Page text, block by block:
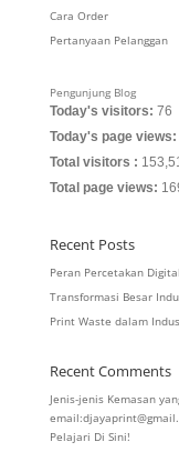
Cara Order
Pertanyaan Pelanggan
Pengunjung Blog
Today's visitors: 76
Today's page views:
Total visitors :
Total page views:
Recent Posts
Peran Percetakan
Transformasi Besar
Print Waste dalam
Recent Comments
Jenis-jenis Kemasan
Pelajari Di Sini!